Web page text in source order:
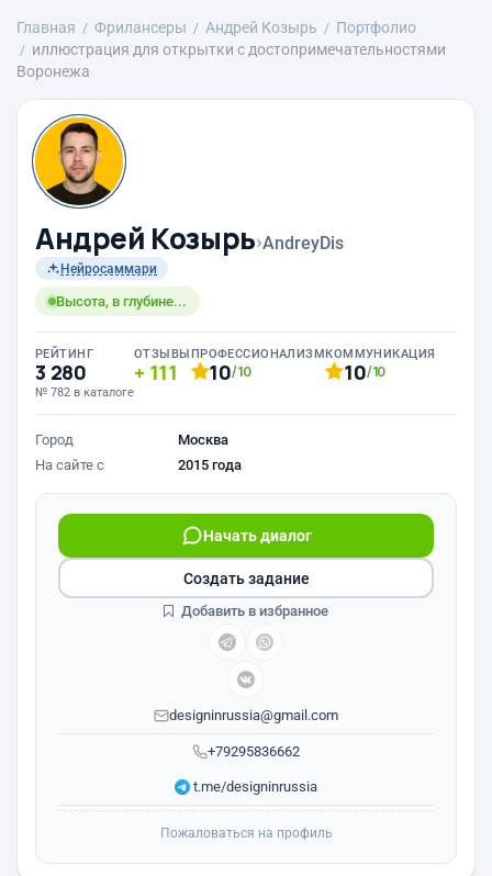
Главная Фрилансеры Андрей Козырь
Портфолио
иллюстрация для открытки с достопримечательностями
Воронежа
Андрей Козырь›AndreyDis
Нейросаммари
Высота, в глубине...
РЕЙТИНГ
3 280
№ 782 в каталоге
ОТЗЫВЫ
111
ПРОФЕССИОНАЛИЗМ
10/10
КОММУНИКАЦИЯ
10/10
Город
Москва
На сайте с
2015 года
+79295836662
Начать диалог
designinrussia@gmail.com
t.me/designinrussia
Создать задание
Добавить в избранное
Пожаловаться на профиль